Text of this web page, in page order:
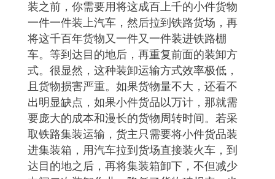
装之前，你需要用将这成百上千的小件货物
一件一件装上汽车，然后拉到铁路货场，再
将这千百年货物又一件又一件装进铁路棚
车。等到达目的地后，再重复前面的装卸方
式。很显然，这种装卸运输方式效率极低，
且货物损害严重。如果货物量不大，还看不
出明显缺点，如果小件货品以万计，那就需
要庞大的成本和漫长的货物周转时间。若采
取铁路集装运输，货主只需要将小件货品装
进集装箱，用汽车拉到货场直接装火车，到
达目的地之后，再将集装箱卸下，不但减少